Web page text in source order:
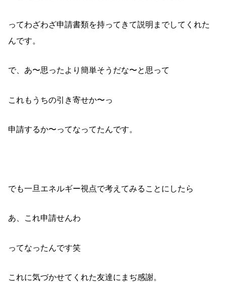
ってわざわざ申請書類を持ってきて説明までしてくれた
んです。
で、あ〜思ったより簡単そうだな〜と思って
これもうちの引き寄せか〜っ
申請するか〜ってなってたんです。
でも一旦エネルギー視点で考えてみることにしたら
あ、これ申請せんわ
ってなったんです笑
これに気づかせてくれた友達にまぢ感謝。